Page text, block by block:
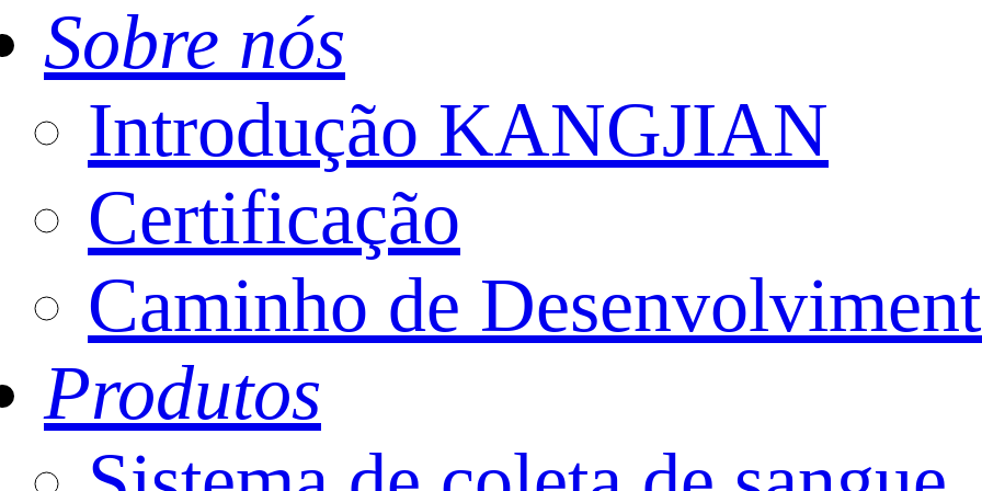
Sobre nós
Introdução KANGJIAN
Certificação
Caminho de
Produtos